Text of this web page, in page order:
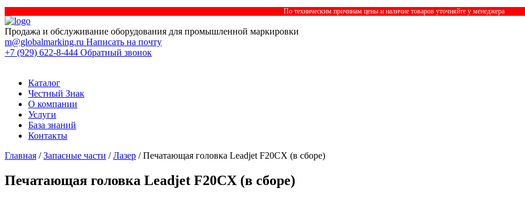
По техническим причинам цены и наличие товаров уточняйте у менеджера
Продажа и обслуживание оборудования для промышленной маркировки
m@globalmarking.ru Написать на почту
+7 (929) 622-8-444 Обратный звонок
Каталог
Честный Знак
О компании
Услуги
База знаний
Контакты
Главная /Запасные части /Лазер / Печатающая головка Leadjet F20CX (в сборе)
Печатающая головка Leadjet F20CX (в сборе)